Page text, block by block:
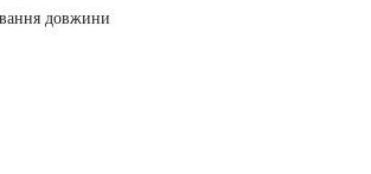
довжини